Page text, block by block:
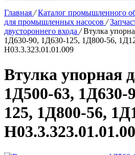
Главная / Каталог промышленного
для промышленных насосов /
двустороннего входа / Втулка
1Д630-90, 1Д630-125, 1Д800-56,
Н03.3.323.01.01.009
Втулка упорная
1Д500-63, 1Д630-
125, 1Д800-56,